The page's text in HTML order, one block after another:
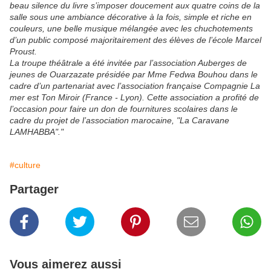
beau silence du livre s’imposer doucement aux quatre coins de la
salle sous une ambiance décorative à la fois, simple et riche en
couleurs, une belle musique mélangée avec les chuchotements
d’un public composé majoritairement des élèves de l’école Marcel
Proust.
La troupe théâtrale a été invitée par l’association Auberges de
jeunes de Ouarzazate présidée par Mme Fedwa Bouhou dans le
cadre d’un partenariat avec l’association française Compagnie La
mer est Ton Miroir (France - Lyon). Cette association a profité de
l’occasion pour faire un don de fournitures scolaires dans le
cadre du projet de l’association marocaine, "La Caravane
LAMHABBA"."
#culture
Partager
Vous aimerez aussi